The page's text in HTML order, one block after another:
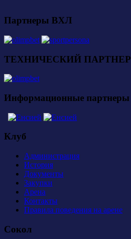
Партнеры ВХЛ
ТЕХНИЧЕСКИЙ ПАРТНЕР
Информационные партнеры
Клуб
Администрация
История
Документы
Закупки
Арена
Контакты
Правила поведения на арене
Сокол